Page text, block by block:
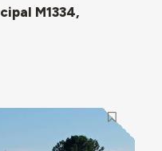
M1334,